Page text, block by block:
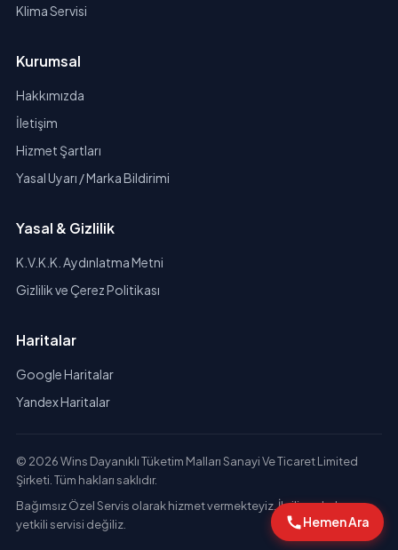
Klima Servisi
Kurumsal
Hakkımızda
İletişim
Hizmet Şartları
Yasal Uyarı / Marka Bildirimi
Yasal & Gizlilik
K.V.K.K. Aydınlatma Metni
Gizlilik ve Çerez Politikası
Haritalar
Google Haritalar
Yandex Haritalar
© 2026 Wins Dayanıklı Tüketim Malları Sanayi Ve Ticaret Limited
Şirketi. Tüm hakları saklıdır.
Bağımsız Özel Servis olarak hizmet vermekteyiz. İlgili markaların
yetkili servisi değiliz.
Hemen Ara